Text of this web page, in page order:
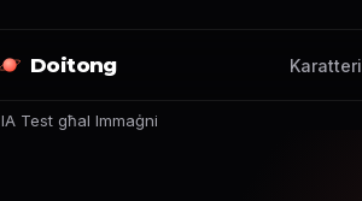
Doitong
IA Test għal Immaġni